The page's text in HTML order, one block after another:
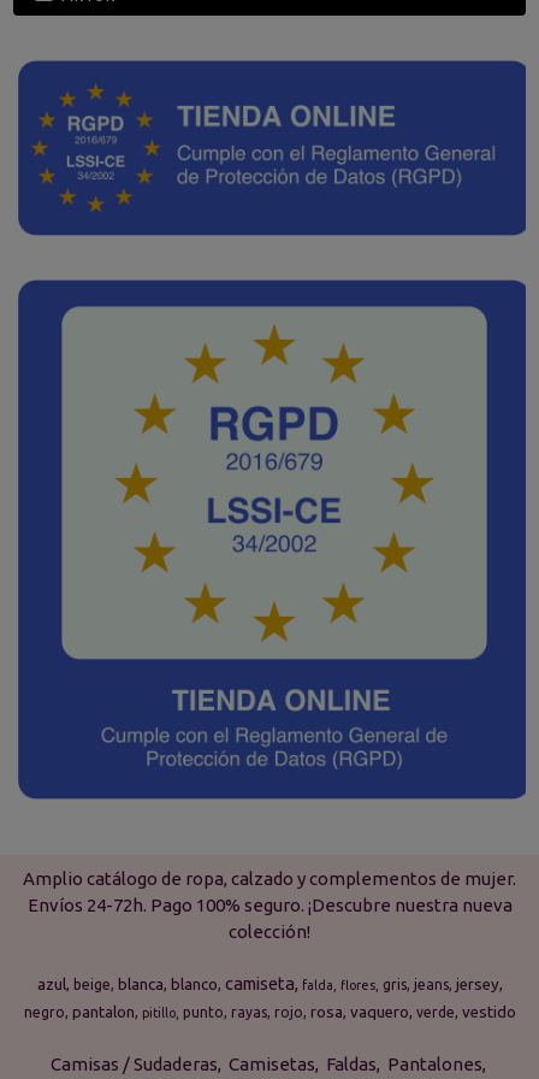
Amplio catálogo de ropa, calzado y complementos de mujer.
Envíos 24-72h. Pago 100% seguro. ¡Descubre nuestra nueva
colección!
azul beige blanca blanco camiseta falda flores gris jeans jersey
negro pantalon pitillo punto rayas rojo rosa vaquero verde vestido
Camisas / Sudaderas Camisetas Faldas Pantalones